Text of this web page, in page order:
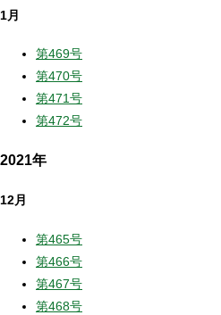
1月
第469号
第470号
第471号
第472号
2021年
12月
第465号
第466号
第467号
第468号